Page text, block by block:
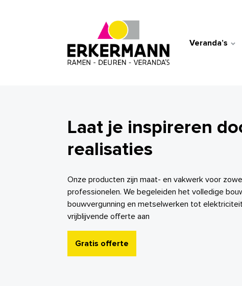
Veranda’s
Laat je inspireren
realisaties
Onze producten zijn maat- en vakwerk voor
professionelen. We begeleiden het volledige
bouwvergunning en metselwerken tot
vrijblijvende offerte aan
Gratis offerte